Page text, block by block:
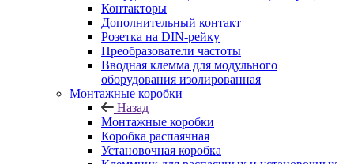
Контакторы
Дополнительный контакт
Розетка на DIN-рейку
Преобразователи частоты
Вводная клемма для модульного
оборудования изолированная
Монтажные коробки
Назад
Монтажные коробки
Коробка распаячная
Установочная коробка